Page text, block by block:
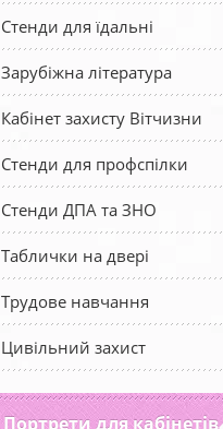
Стенди для їдальні
Зарубіжна література
Кабінет захисту Вітчизни
Стенди для профспілки
Стенди ДПА та ЗНО
Таблички на двері
Трудове навчання
Цивільний захист
Портрети для кабінетів